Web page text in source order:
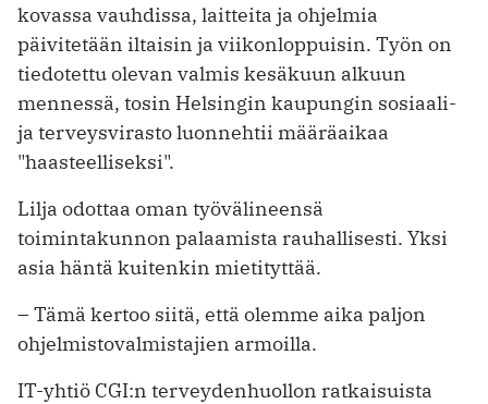
kovassa vauhdissa, laitteita ja ohjelmia
päivitetään iltaisin ja viikonloppuisin. Työn on
tiedotettu olevan valmis kesäkuun alkuun
mennessä, tosin Helsingin kaupungin sosiaali-
ja terveysvirasto luonnehtii määräaikaa
"haasteelliseksi".
Lilja odottaa oman työvälineensä
toimintakunnon palaamista rauhallisesti. Yksi
asia häntä kuitenkin mietityttää.
– Tämä kertoo siitä, että olemme aika paljon
ohjelmistovalmistajien armoilla.
IT-yhtiö CGI:n terveydenhuollon ratkaisuista